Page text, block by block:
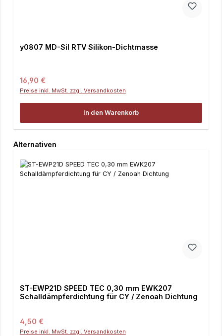
y0807 MD-Sil RTV Silikon-Dichtmasse
Regulärer Preis:
16,90 €
Preise inkl. MwSt. zzgl. Versandkosten
In den Warenkorb
Produktgalerie überspringen
Alternativen
ST-EWP21D SPEED TEC 0,30 mm EWK207
Schalldämpferdichtung für CY / Zenoah Dichtung
Regulärer Preis:
4,50 €
Preise inkl. MwSt. zzgl. Versandkosten